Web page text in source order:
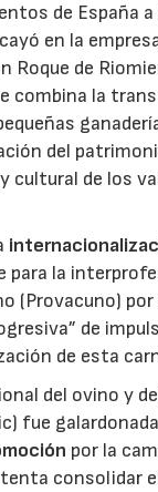
de España a
en la
Roque de
combina la
del
cultural de los
para la
(Provacuno) por
de
de esta
del ovino y
fue
por la
consolidar